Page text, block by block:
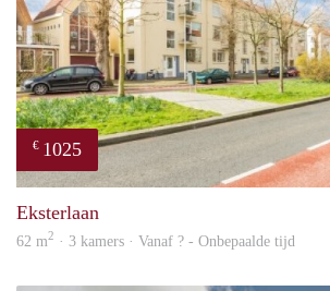
€ 1025
Eksterlaan
62 m2 · 3 kamers · Vanaf ? - Onbepaalde tijd